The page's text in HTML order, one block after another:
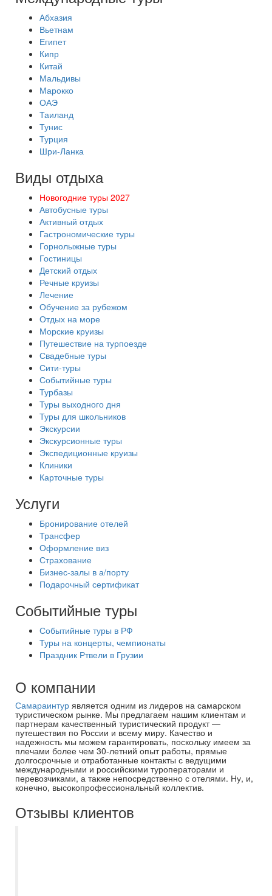
Абхазия
Вьетнам
Египет
Кипр
Китай
Мальдивы
Марокко
ОАЭ
Таиланд
Тунис
Турция
Шри-Ланка
Виды отдыха
Новогодние туры 2027
Автобусные туры
Активный отдых
Гастрономические туры
Горнолыжные туры
Гостиницы
Детский отдых
Речные круизы
Лечение
Обучение за рубежом
Отдых на море
Морские круизы
Путешествие на турпоезде
Свадебные туры
Сити-туры
Событийные туры
Турбазы
Туры выходного дня
Туры для школьников
Экскурсии
Экскурсионные туры
Экспедиционные круизы
Клиники
Карточные туры
Услуги
Бронирование отелей
Трансфер
Оформление виз
Страхование
Бизнес-залы в а/порту
Подарочный сертификат
Событийные туры
Событийные туры в РФ
Туры на концерты, чемпионаты
Праздник Ртвели в Грузии
О компании
Самараинтур является одним из лидеров на самарском
туристическом рынке. Мы предлагаем нашим клиентам и
партнерам качественный туристический продукт —
путешествия по России и всему миру. Качество и
надежность мы можем гарантировать, поскольку имеем за
плечами более чем 30-летний опыт работы, прямые
долгосрочные и отработанные контакты с ведущими
международными и российскими туроператорами и
перевозчиками, а также непосредственно с отелями. Ну, и,
конечно, высокопрофессиональный коллектив.
Отзывы клиентов